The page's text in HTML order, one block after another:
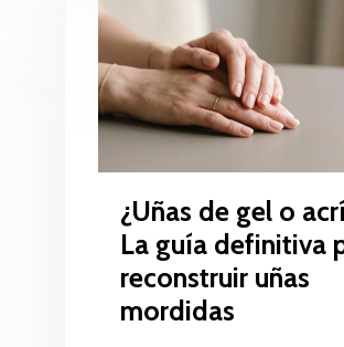
¿Uñas de gel o
La guía definitiva
reconstruir uñas
mordidas